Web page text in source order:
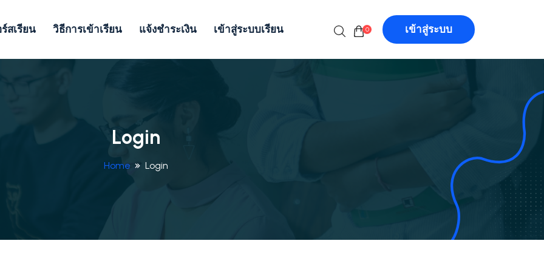
สเรียน วิธีการเข้าเรียน แจ้งชำระเงิน เข้าสู่ระบบเรียน 0 เข้าสู่ระบบ
Login
Home Login